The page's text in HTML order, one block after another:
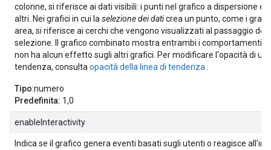
colonne, si riferisce ai dati visibili: i punti nel grafico a dispersione e
altri. Nei grafici in cui la selezione dei daticrea un punto, come i
area, si riferisce ai cerchi che vengono visualizzati al passaggio del
selezione. Il grafico combinato mostra entrambi i comportamenti
non ha alcun effetto sugli altri grafici. Per modificare l'opacità di
tendenza, consulta opacità della linea di tendenza
Tipo:numero
Predefinita: 1,0
enableInteractivity
Indica se il grafico genera eventi basati sugli utenti o reagisce